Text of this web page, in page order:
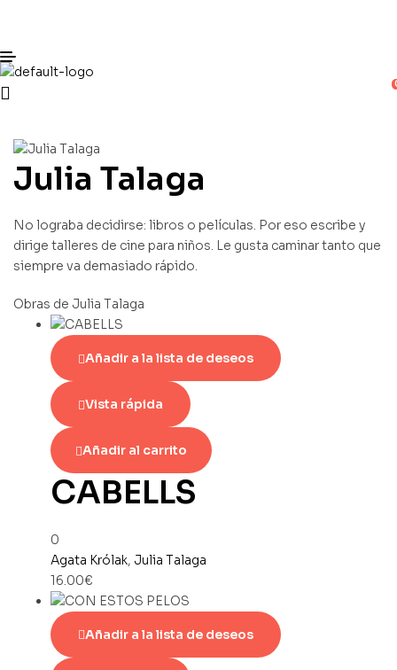
Julia Talaga
No lograba decidirse: libros o películas. Por eso escribe y
dirige talleres de cine para niños. Le gusta caminar tanto que
siempre va demasiado rápido.
Obras de Julia Talaga
Añadir a la lista de deseos
Vista rápida
Añadir al carrito
CABELLS
0
Agata Królak, Julia Talaga
16.00€
Añadir a la lista de deseos